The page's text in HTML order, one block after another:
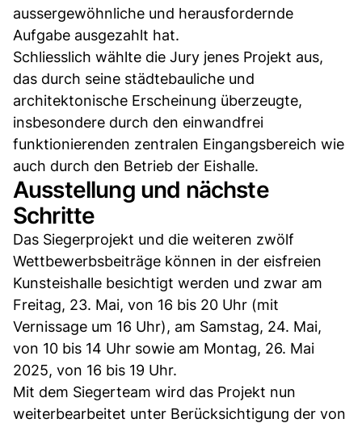
aussergewöhnliche und herausfordernde
Aufgabe ausgezahlt hat.
Schliesslich wählte die Jury jenes Projekt aus,
das durch seine städtebauliche und
architektonische Erscheinung überzeugte,
insbesondere durch den einwandfrei
funktionierenden zentralen Eingangsbereich wie
auch durch den Betrieb der Eishalle.
Ausstellung und nächste
Schritte
Das Siegerprojekt und die weiteren zwölf
Wettbewerbsbeiträge können in der eisfreien
Kunsteishalle besichtigt werden und zwar am
Freitag, 23. Mai, von 16 bis 20 Uhr (mit
Vernissage um 16 Uhr), am Samstag, 24. Mai,
von 10 bis 14 Uhr sowie am Montag, 26. Mai
2025, von 16 bis 19 Uhr.
Mit dem Siegerteam wird das Projekt nun
weiterbearbeitet unter Berücksichtigung der von